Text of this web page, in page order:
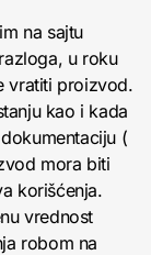
na sajtu
u roku
vratiti proizvod.
kao i kada
(
mora biti
korišćenja.
vrednost
robom na